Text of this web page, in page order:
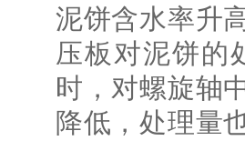
泥饼含水率升
压板对泥饼的
时，对螺旋轴
降低，处理量